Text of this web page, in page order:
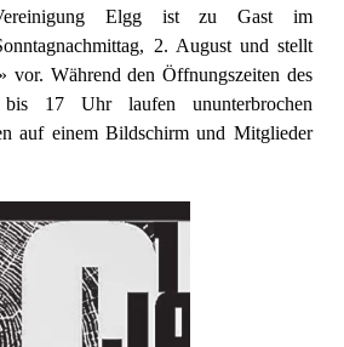
Vereinigung Elgg ist zu Gast im
2. August und stellt
vor. Während den Öffnungszeiten des
17 Uhr laufen ununterbrochen
auf einem Bildschirm und Mitglieder